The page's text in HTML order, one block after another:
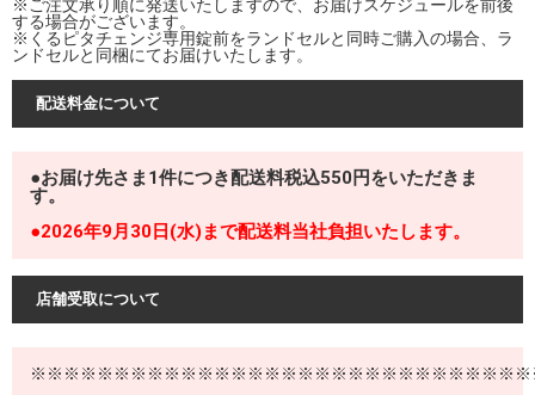
※ご注文承り順に発送いたしますので、お届けスケジュールを前後
する場合がございます。
※くるピタチェンジ専用錠前をランドセルと同時ご購入の場合、ラ
ンドセルと同梱にてお届けいたします。
配送料金について
●お届け先さま1件につき配送料税込550円をいただきま
す。
●2026年9月30日(水)まで配送料当社負担いたします。
店舗受取について